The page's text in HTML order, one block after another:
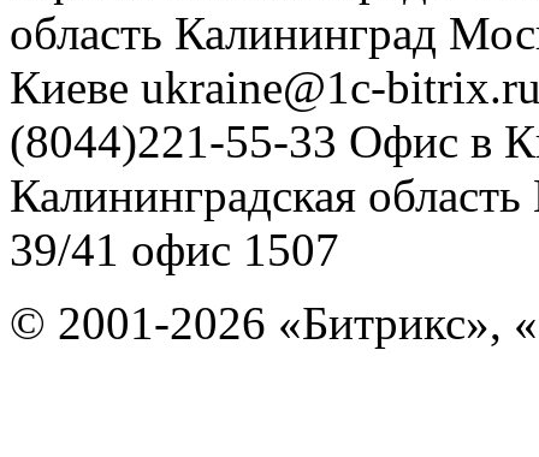
область Калининград
Киеве ukraine@1c-
(8044)221-55-33 Офис в
Калининградская область
39/41 офис 1507
© 2001-2026 «Битрикс»,